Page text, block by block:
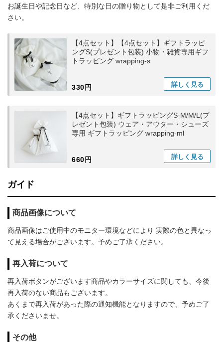
お誕生日や記念日など、特別な日の贈り物として是非ご利用くだ
さい。
【4点セット】【4点セット】ギフトラッピ
ングS(プレゼント包装) 小物・雑貨専用ギフ
トラッピング wrapping-s
330円 詳しく 見る
【4点セット】ギフトラッピングS-M/M/L(プ
レゼント包装) ウェア・アウター・シューズ
専用 ギフトラッピング wrapping-ml
660円 詳しく 見る
ガイド
商品画像について
商品画像はご使用中のモニター環境などにより 実際の色と異なっ
て見える場合がございます。予めご了承ください。
再入荷について
再入荷ボタンがございます商品やカラーサイズに関しても、今後
再入荷のない商品もございます。
あくまで再入荷があった際の通知機能となりますので、予めご了
承くださいませ。
その他